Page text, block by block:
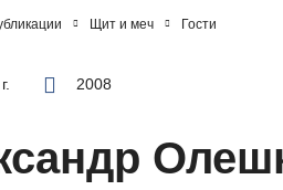
Щит и меч Гости
2008